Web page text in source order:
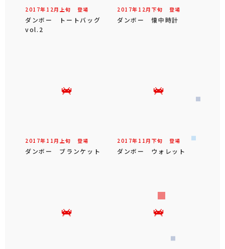
2017年 12 月 上旬 登場
ダンボー トートバッグ
vol.2
2017年 12 月 下旬 登場
ダンボー 懐中時計
2017年 11 月 上旬 登場
ダンボー ブランケット
2017年 11 月 下旬 登場
ダンボー ウォレット